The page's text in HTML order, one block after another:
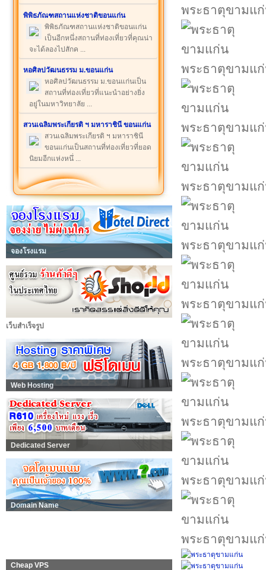
พิพิธภัณฑสถานแห่งชาติขอนแก่น
พิพิธภัณฑสถานแห่งชาติขอนแก่น
เป็นอีกหนึ่งสถานที่ท่องเที่ยวที่คุณน่า
จะได้ลองไปสักค ...
หอศิลปวัฒนธรรม ม.ขอนแก่น
หอศิลปวัฒนธรรม ม.ขอนแก่นเป็น
สถานที่ท่องเที่ยวที่แนะนำอย่างยิ่ง
อยู่ในมหาวิทยาลัย ...
สวนเฉลิมพระเกียรติ ฯ มหาราชินี ขอนแก่น
สวนเฉลิมพระเกียรติ ฯ มหาราชินี
ขอนแก่นเป็นสถานที่ท่องเที่ยวที่ยอด
นิยมอีกแห่งหนึ่ ...
จองโรงแรม
เว็บสำเร็จรูป
Web Hosting
Dedicated Server
Domain Name
Cheap VPS
พระธาตุขามแ
พระธาตุขามแ
พระธาตุขามแ
พระธาตุขามแ
พระธาตุขามแ
พระธาตุขามแ
พระธาตุขามแ
พระธาตุขามแ
พระธาตุขามแ
พระธาตุขามแ